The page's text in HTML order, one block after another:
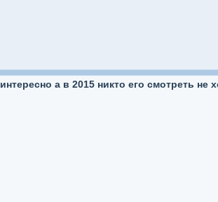
интересно а в 2015 никто его смотреть